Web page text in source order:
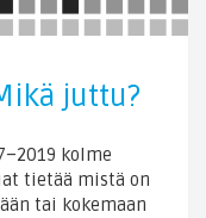
juttu?
kolme
tietää mistä on
tai kokemaan